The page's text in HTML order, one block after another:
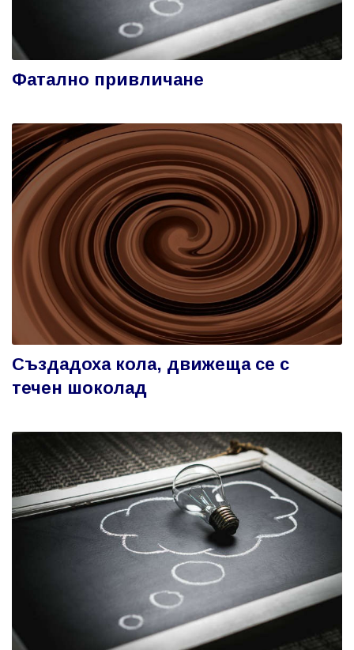
Фатално привличане
Създадоха кола, движеща се с
течен шоколад